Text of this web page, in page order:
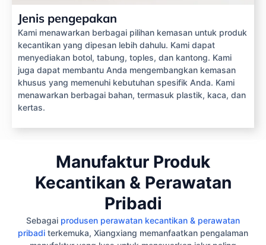
Jenis pengepakan
Kami menawarkan berbagai pilihan kemasan untuk produk
kecantikan yang dipesan lebih dahulu. Kami dapat
menyediakan botol, tabung, toples, dan kantong. Kami
juga dapat membantu Anda mengembangkan kemasan
khusus yang memenuhi kebutuhan spesifik Anda. Kami
menawarkan berbagai bahan, termasuk plastik, kaca, dan
kertas.
Manufaktur Produk
Kecantikan & Perawatan
Pribadi
Sebagai produsen perawatan kecantikan & perawatan
pribadi terkemuka, Xiangxiang memanfaatkan pengalaman